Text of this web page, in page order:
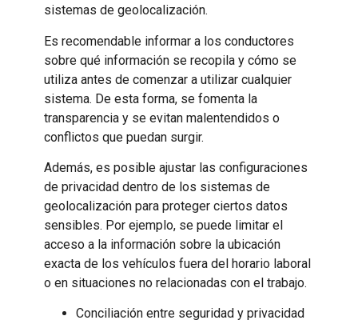
sistemas de geolocalización.
Es recomendable informar a los conductores
sobre qué información se recopila y cómo se
utiliza antes de comenzar a utilizar cualquier
sistema. De esta forma, se fomenta la
transparencia y se evitan malentendidos o
conflictos que puedan surgir.
Además, es posible ajustar las configuraciones
de privacidad dentro de los sistemas de
geolocalización para proteger ciertos datos
sensibles. Por ejemplo, se puede limitar el
acceso a la información sobre la ubicación
exacta de los vehículos fuera del horario laboral
o en situaciones no relacionadas con el trabajo.
Conciliación entre seguridad y privacidad